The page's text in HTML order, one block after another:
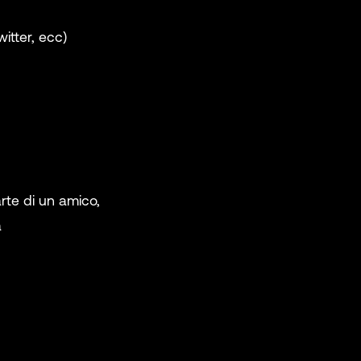
State, &
ecc)
di un amico,